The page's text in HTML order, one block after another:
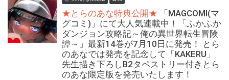
★とらのあな特典公開★
「MAGCOMI(マ
グコミ)」にて大人気連載中！「ふかふか
ダンジョン攻略記～俺の異世界転生冒険
譚～」最新14巻が7月10日に発売！ とら
のあなでは発売を記念して「KAKERU」
先生描き下ろしB2タペストリー付きとら
のあな限定版を発売いたします！